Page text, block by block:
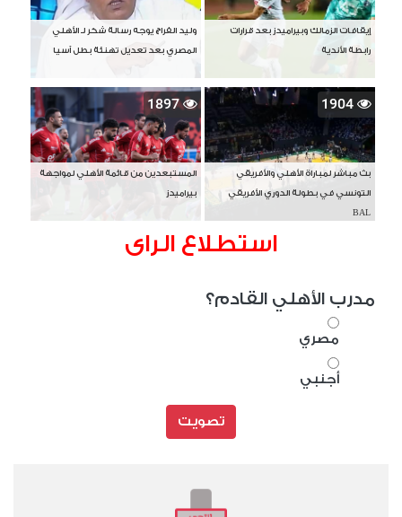
إيقافات الزمالك وبيراميدز بعد قرارات
رابطة الأندية
وليد الفراج يوجه رسالة شكر لـ الأهلي
المصري بعد تعديل تهنئة بطل آسيا
1904
بث مباشر لمباراة الأهلي والأفريقي
التونسي في بطولة الدوري الأفريقي
BAL
1897
المستبعدين من قائمة الأهلي لمواجهة
بيراميدز
استطلاع الراى
مدرب الأهلي القادم؟
مصري
أجنبي
تصويت